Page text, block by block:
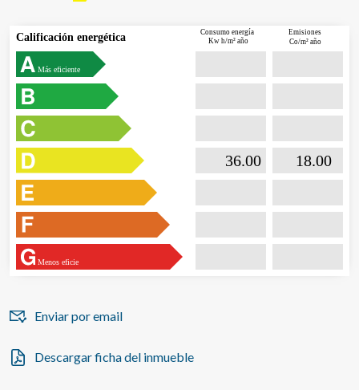
Más eficiente
Menos eficie
Calificación energética Consumo energía
Kw h/m² año
Emisiones
Co/m² año
36.00
Enviar por email
Descargar ficha del inmueble